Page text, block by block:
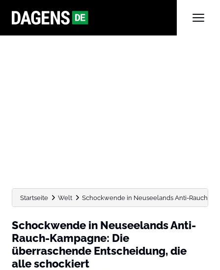
Startseite Welt Schockwende in Neuseelands Anti-Rauch-
Schockwende in Neuseelands Anti-
Rauch-Kampagne: Die
überraschende Entscheidung, die
alle schockiert